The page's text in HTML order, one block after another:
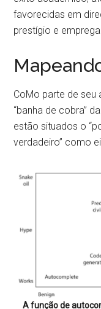
favorecidas em
prestígio e
CoMo parte de seu
“banha de cobra”
estão situados o
verdadeiro” como
A função de